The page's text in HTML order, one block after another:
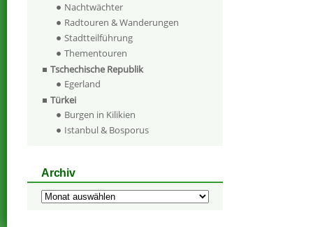
Nachtwächter
Radtouren & Wanderungen
Stadtteilführung
Thementouren
Tschechische Republik
Egerland
Türkei
Burgen in Kilikien
Istanbul & Bosporus
Archiv
Archiv